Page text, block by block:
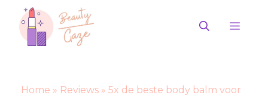
naar
Home » Reviews » 5x de beste body balm voor